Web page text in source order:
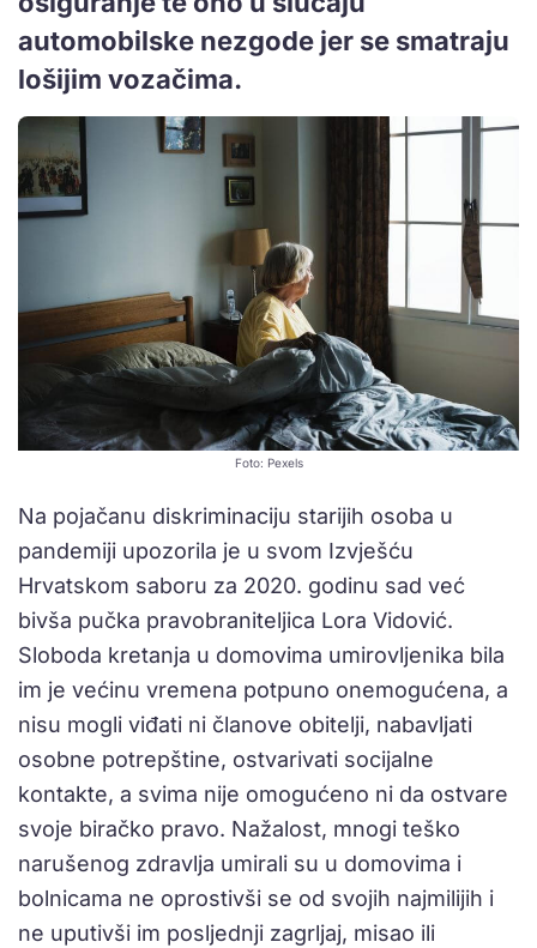
automobilske nezgode jer se smatraju
lošijim vozačima.
Foto: Pexels
Na pojačanu diskriminaciju starijih osoba u
pandemiji upozorila je u svom Izvješću
Hrvatskom saboru za 2020. godinu sad već
bivša pučka pravobraniteljica Lora Vidović.
Sloboda kretanja u domovima umirovljenika bila
im je većinu vremena potpuno onemogućena, a
nisu mogli viđati ni članove obitelji, nabavljati
osobne potrepštine, ostvarivati socijalne
kontakte, a svima nije omogućeno ni da ostvare
svoje biračko pravo. Nažalost, mnogi teško
narušenog zdravlja umirali su u domovima i
bolnicama ne oprostivši se od svojih najmilijih i
ne uputivši im posljednji zagrljaj, misao ili